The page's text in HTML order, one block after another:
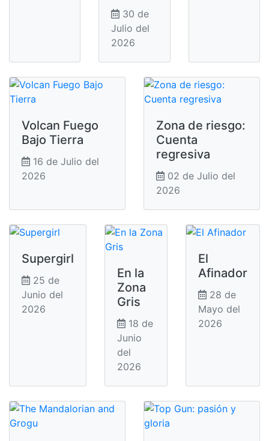
30 de
Julio del
2026
Volcan Fuego
Bajo Tierra
16 de Julio del
2026
Zona de riesgo:
Cuenta
regresiva
02 de Julio del
2026
Supergirl
25 de
Junio del
2026
En la
Zona
Gris
18 de
Junio
del
2026
El
Afinador
28 de
Mayo del
2026